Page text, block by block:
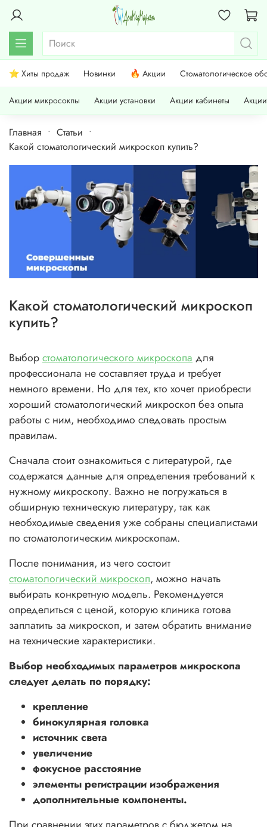
⭐ Хиты продаж Новинки 🔥 Акции Стоматологическое
Акции микросокпы Акции установки Акции кабинеты
Главная
Статьи
Какой стоматологический микроскоп купить?
Какой стоматологический микроскоп
купить?
Выборстоматологического микроскопа для
профессионала не составляет труда и требует
немного времени. Но для тех, кто хочет приобрести
хороший стоматологический микроскоп без опыта
работы с ним, необходимо следовать простым
правилам.
Сначала стоит ознакомиться с литературой, где
содержатся данные для определения требований к
нужному микроскопу. Важно не погружаться в
обширную техническую литературу, так как
необходимые сведения уже собраны специалистами
по стоматологическим микроскопам.
После понимания, из чего состоит
стоматологический микроскоп, можно начать
выбирать конкретную модель. Рекомендуется
определиться с ценой, которую клиника готова
заплатить за микроскоп, и затем обратить внимание
на технические характеристики.
Выбор необходимых параметров микроскопа
следует делать по порядку:
крепление
бинокулярная головка
источник света
увеличение
фокусное расстояние
элементы регистрации изображения
дополнительные компоненты.